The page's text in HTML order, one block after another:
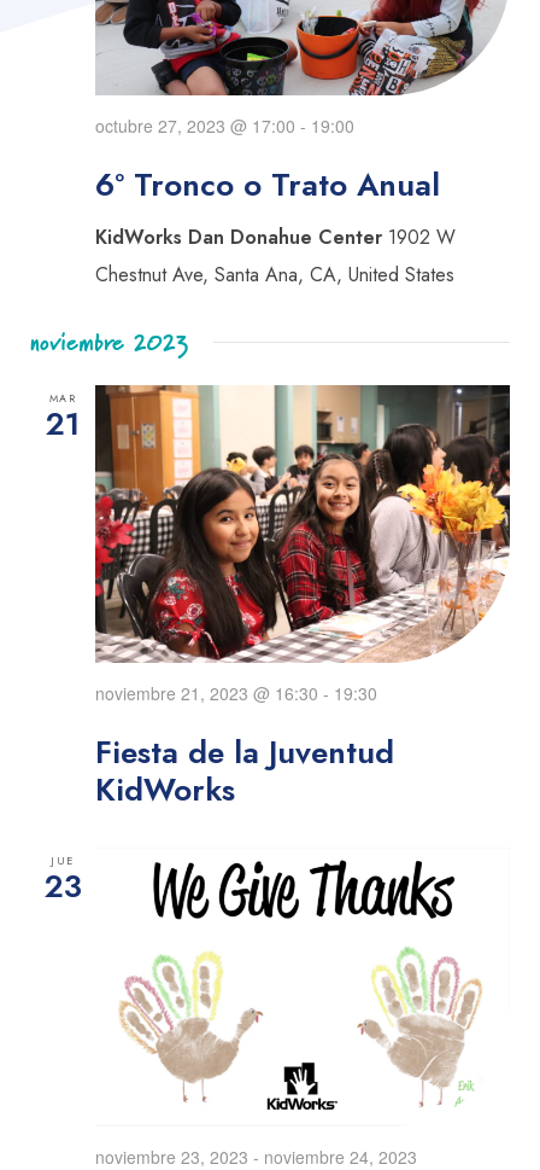
6º Tronco o Trato Anual
octubre 27, 2023 @ 17:00 - 19:00
KidWorks Dan Donahue Center 1902 W
Chestnut Ave, Santa Ana, CA, United States
noviembre 2023
MAR
21
Fiesta de la Juventud
KidWorks
noviembre 21, 2023 @ 16:30 - 19:30
JUE
23
noviembre 23, 2023 - noviembre 24, 2023